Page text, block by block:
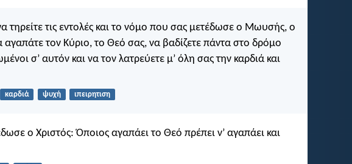
τηρείτε τις εντολές και το νόμο που σας μετέδωσε ο Μωυσής, ο
αγαπάτε τον Κύριο, το Θεό σας, να βαδίζετε πάντα στο δρόμο
σ’ αυτόν και να τον λατρεύετε μ’ όλη σας την καρδιά και
καρδιά ψυχή ιπειρητιση
ο Χριστός: Όποιος αγαπάει το Θεό πρέπει ν’ αγαπάει και